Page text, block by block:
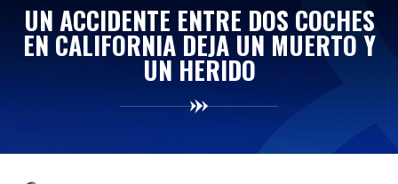
UN ACCIDENTE ENTRE DOS COCHES
EN CALIFORNIA DEJA UN MUERTO Y
UN HERIDO